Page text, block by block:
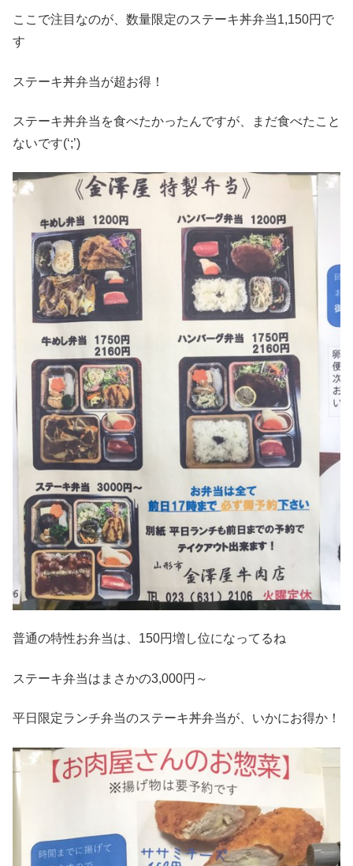
ここで注目なのが、数量限定のステーキ丼弁当1,150円で
す
ステーキ丼弁当が超お得！
ステーキ丼弁当を食べたかったんですが、まだ食べたこと
ないです(‘;’)
普通の特性お弁当は、150円増し位になってるね
ステーキ弁当はまさかの3,000円～
平日限定ランチ弁当のステーキ丼弁当が、いかにお得か！